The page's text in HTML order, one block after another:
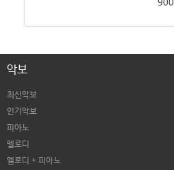
900
악보
최신악보
인기악보
피아노
멜로디
멜로디 + 피아노